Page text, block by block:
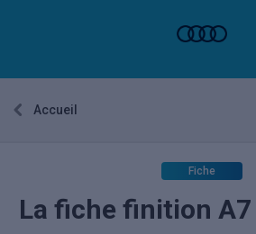
Accueil
Fiche
La fiche finition